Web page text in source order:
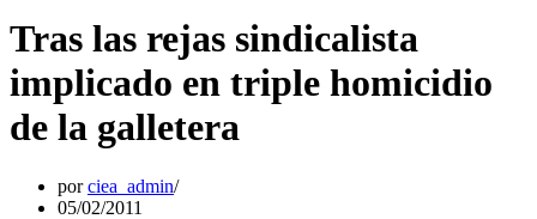
Tras las rejas sindicalista
implicado en triple homicidio
de la galletera
porciea_admin
05/02/2011